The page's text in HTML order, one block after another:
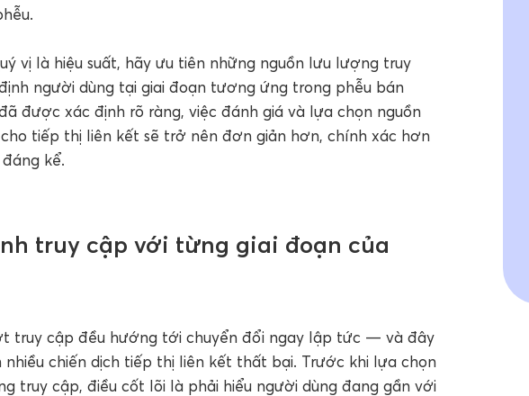
vị là hiệu suất, hãy ưu tiên những nguồn lưu lượng truy
người dùng tại giai đoạn tương ứng trong phễu bán
được xác định rõ ràng, việc đánh giá và lựa chọn nguồn
tiếp thị liên kết sẽ trở nên đơn giản hơn, chính xác hơn
kể.
truy cập với từng giai đoạn của
truy cập đều hướng tới chuyển đổi ngay lập tức — và đây
chiến dịch tiếp thị liên kết thất bại. Trước khi lựa chọn
truy cập, điều cốt lõi là phải hiểu người dùng đang gần với